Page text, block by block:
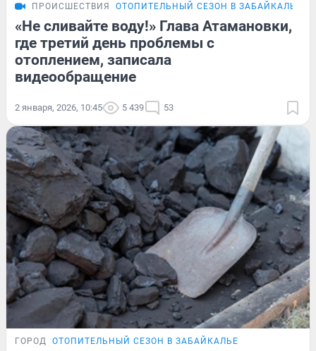
ПРОИСШЕСТВИЯ ОТОПИТЕЛЬНЫЙ СЕЗОН В ЗАБАЙКАЛЬЕ
«Не сливайте воду!» Глава Атамановки,
где третий день проблемы с
отоплением, записала
видеообращение
2 января, 2026, 10:45 5 439 53
ГОРОД ОТОПИТЕЛЬНЫЙ СЕЗОН В ЗАБАЙКАЛЬЕ